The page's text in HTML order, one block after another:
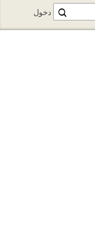
دخول